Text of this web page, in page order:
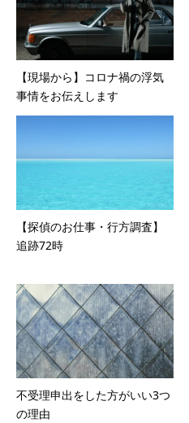
【現場から】コロナ禍の浮気
事情をお伝えします
【探偵のお仕事・行方調査】
追跡72時
不受理申出をした方がいい3つ
の理由